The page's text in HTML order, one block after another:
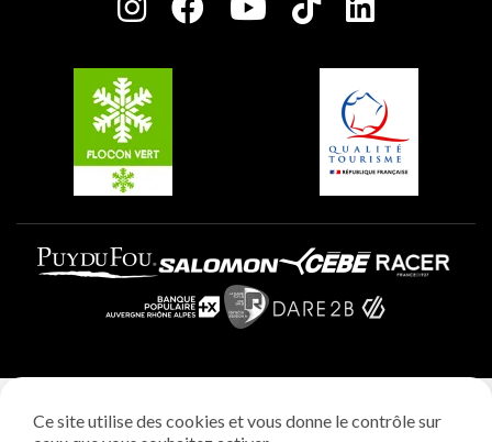
Charte des Acteurs Engagés
Plagne Villages
Plagne Aime 2000
Ce site utilise des cookies et vous donne le contrôle sur